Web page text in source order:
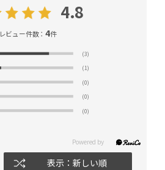
4.8
レビュー件数：4件
(3)
(1)
(0)
(0)
(0)
表示：新しい順